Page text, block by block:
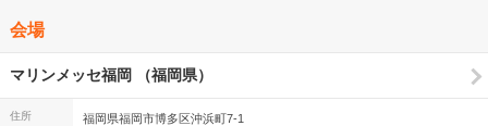
会場
マリンメッセ福岡 （福岡県）
住所 福岡県福岡市博多区沖浜町7-1